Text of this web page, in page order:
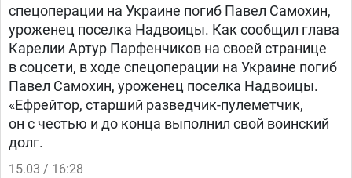
спецоперации на Украине погиб Павел Самохин,
уроженец поселка Надвоицы. Как сообщил глава
Карелии Артур Парфенчиков на своей странице
в соцсети, в ходе спецоперации на Украине погиб
Павел Самохин, уроженец поселка Надвоицы.
«Ефрейтор, старший разведчик-пулеметчик,
он с честью и до конца выполнил свой воинский
долг.
15.03 / 16:28